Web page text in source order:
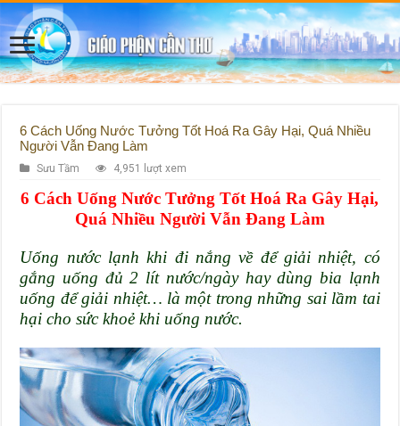
6 Cách Uống Nước Tưởng Tốt Hoá Ra Gây Hại, Quá Nhiều
Người Vẫn Đang Làm
Sưu Tầm 4,951 lượt xem
6 Cách Uống Nước Tưởng Tốt Hoá Ra Gây Hại,
Quá Nhiều Người Vẫn Đang Làm
Uống nước lạnh khi đi nắng về để giải nhiệt, có
gắng uống đủ 2 lít nước/ngày hay dùng bia lạnh
uống để giải nhiệt… là một trong những sai lầm tai
hại cho sức khoẻ khi uống nước.